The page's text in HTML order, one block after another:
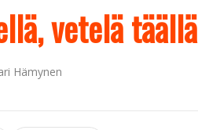
vetelä täällä
Hämynen